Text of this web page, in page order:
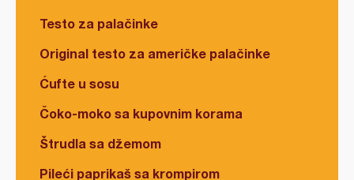
Testo za palačinke
Original testo za američke palačinke
Ćufte u sosu
Čoko-moko sa kupovnim korama
Štrudla sa džemom
Pileći paprikaš sa krompirom